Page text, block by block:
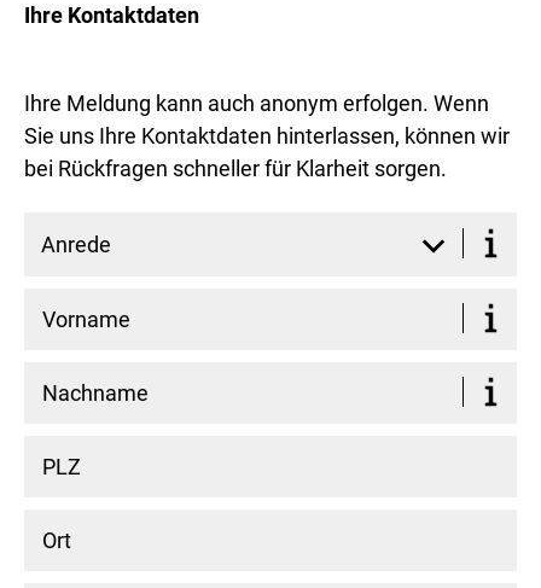
Ihre Kontaktdaten
Ihre Meldung kann auch anonym erfolgen. Wenn
Sie uns Ihre Kontaktdaten hinterlassen, können wir
bei Rückfragen schneller für Klarheit sorgen.